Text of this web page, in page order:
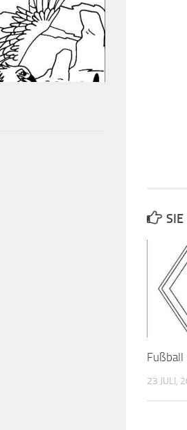
SIE
Fußball
23 JULI,